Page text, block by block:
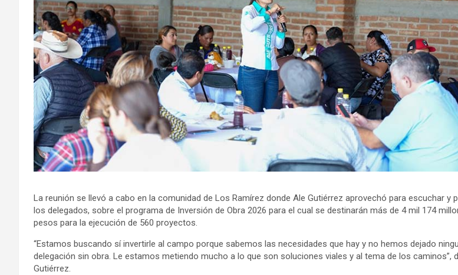
La reunión se llevó a cabo en la comunidad de Los Ramírez donde Ale Gutiérrez aprovechó para escuchar y
los delegados, sobre el programa de Inversión de Obra 2026 para el cual se destinarán más de 4 mil 174
pesos para la ejecución de 560 proyectos.
“Estamos buscando sí invertirle al campo porque sabemos las necesidades que hay y no hemos dejado
delegación sin obra. Le estamos metiendo mucho a lo que son soluciones viales y al tema de los caminos”,
Gutiérrez.